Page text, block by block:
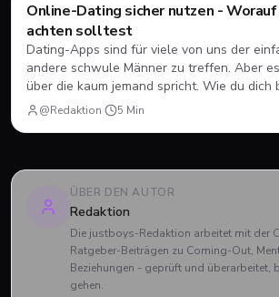
💘Dating
Online-Dating sicher nutzen -
achten solltest
Dating-Apps sind für viele von uns der
andere schwule Männer zu treffen. Aber
über die kaum jemand spricht. Wie du dich
Dating besser schützt - ohne paranoid zu
@Redaktion· 5 Min
ÜBER DEN AUTOR
Redaktion
Die justboys-Redaktion arbeitet mit der
Ratgeber-Beiträgen zu Coming-Out,
Beziehungen - geprüft und überarbeitet,
gehen.